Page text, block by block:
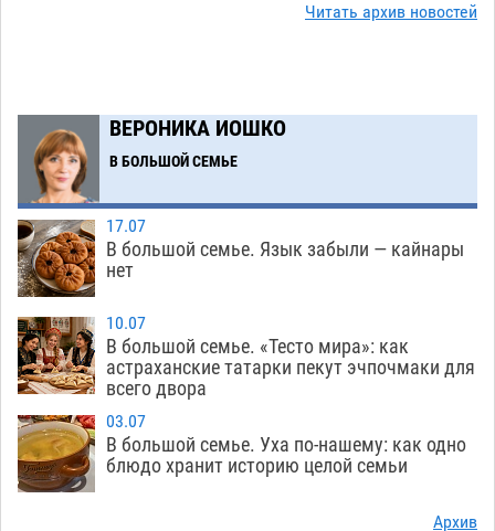
Астрахани в кредитную яму
09.08 1053
12:03
Тысячи астраханцев останутся без горячей
воды до двадцатого августа
10:51
Жителей Астраханской области просят
присмотреться к прохожим
09.08
09:01
Большой и Мариинский театры высадятся в
21:11
Начало положено: астраханский «Волгарь»
одержал первую победу в сезоне
20:21
Завтра экстремальное пекло продолжит
давить на Астрахань
08.08 796
Читать архив новостей
ВЕРОНИКА ИОШКО
В БОЛЬШОЙ СЕМЬЕ
17.07
В большой семье. Язык забыли — кайнары
нет
10.07
В большой семье. «Тесто мира»: как
астраханские татарки пекут эчпочмаки для
всего двора
03.07
В большой семье. Уха по-нашему: как одно
блюдо хранит историю целой семьи
Архив